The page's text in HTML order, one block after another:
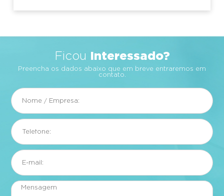
Ficou Interessado?
Preencha os dados abaixo que em breve entraremos em
contato.